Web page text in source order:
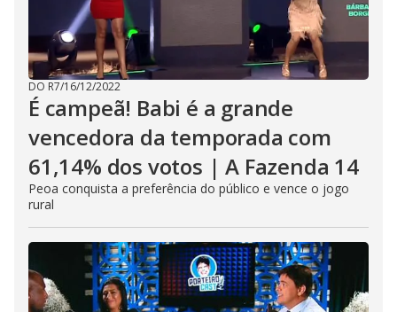
DO R7/16/12/2022
É campeã! Babi é a grande
vencedora da temporada com
61,14% dos votos | A Fazenda 14
Peoa conquista a preferência do público e vence o jogo
rural